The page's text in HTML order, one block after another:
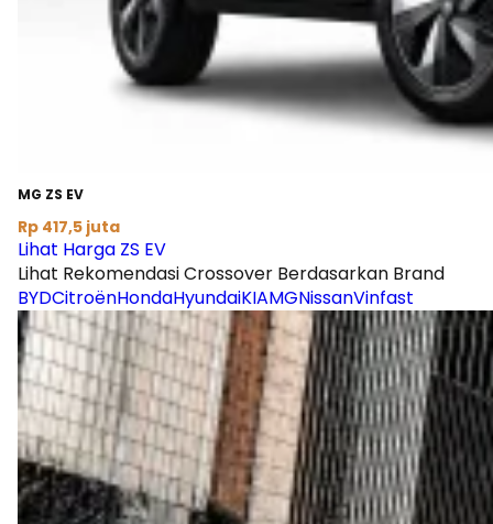
MG ZS EV
Rp 417,5 juta
Lihat Harga ZS EV
Lihat Rekomendasi Crossover Berdasarkan Brand
BYDCitroënHondaHyundaiKIAMGNissanVinfast